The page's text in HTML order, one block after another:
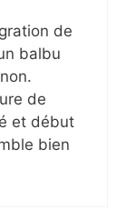
de
balbu
de
et début
bien